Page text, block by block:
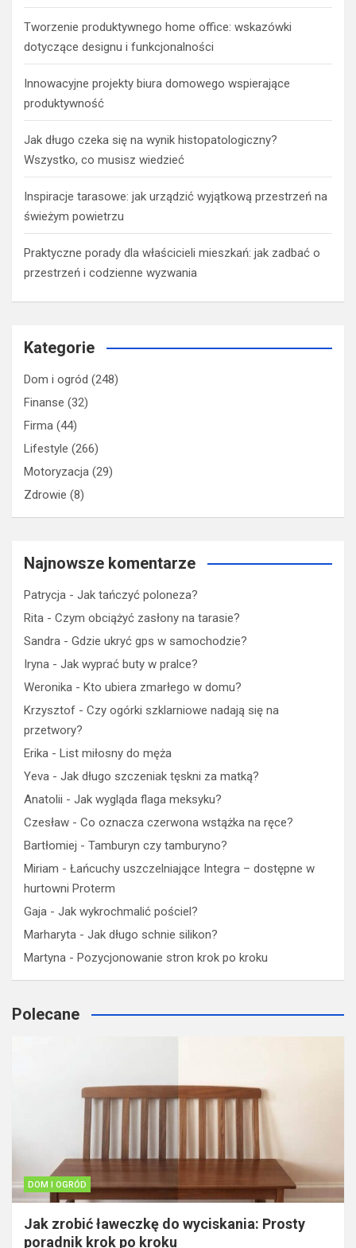
Tworzenie produktywnego home office: wskazówki
dotyczące designu i funkcjonalności
Innowacyjne projekty biura domowego wspierające
produktywność
Jak długo czeka się na wynik histopatologiczny?
Wszystko, co musisz wiedzieć
Inspiracje tarasowe: jak urządzić wyjątkową przestrzeń na
świeżym powietrzu
Praktyczne porady dla właścicieli mieszkań: jak zadbać o
przestrzeń i codzienne wyzwania
Kategorie
Dom i ogród (248)
Finanse (32)
Firma (44)
Lifestyle (266)
Motoryzacja (29)
Zdrowie (8)
Najnowsze komentarze
Patrycja - Jak tańczyć poloneza?
Rita - Czym obciążyć zasłony na tarasie?
Sandra - Gdzie ukryć gps w samochodzie?
Iryna - Jak wyprać buty w pralce?
Weronika - Kto ubiera zmarłego w domu?
Krzysztof - Czy ogórki szklarniowe nadają się na
przetwory?
Erika - List miłosny do męża
Yeva - Jak długo szczeniak tęskni za matką?
Anatolii - Jak wygląda flaga meksyku?
Czesław - Co oznacza czerwona wstążka na ręce?
Bartłomiej - Tamburyn czy tamburyno?
Miriam - Łańcuchy uszczelniające Integra – dostępne w
hurtowni Proterm
Gaja - Jak wykrochmalić pościel?
Marharyta - Jak długo schnie silikon?
Martyna - Pozycjonowanie stron krok po kroku
Polecane
DOM I OGRÓD
Jak zrobić ławeczkę do wyciskania: Prosty
poradnik krok po kroku